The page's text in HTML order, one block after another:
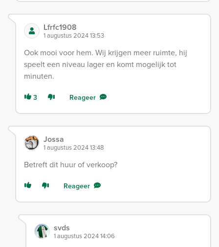
Lfrfc1908
1 augustus 2024 13:53
Ook mooi voor hem. Wij krijgen meer ruimte, hij
speelt een niveau lager en komt mogelijk tot
minuten.
3 Reageer
Jossa
1 augustus 2024 13:48
Betreft dit huur of verkoop?
Reageer
svds
1 augustus 2024 14:06